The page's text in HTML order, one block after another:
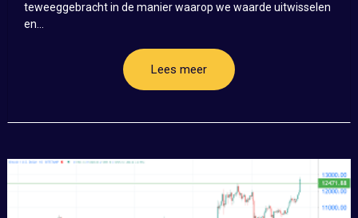
teweeggebracht in de manier waarop we waarde uitwisselen
en...
Lees meer